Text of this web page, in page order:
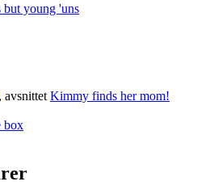
but young 'uns
, avsnittet Kimmy finds her mom!
box